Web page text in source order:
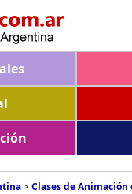
>Clases de